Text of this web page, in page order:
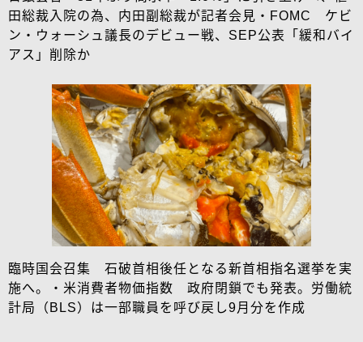
田総裁入院の為、内田副総裁が記者会見・FOMC ケビ
ン・ウォーシュ議長のデビュー戦、SEP公表「緩和バイ
アス」削除か
臨時国会召集 石破首相後任となる新首相指名選挙を実
施へ。・米消費者物価指数 政府閉鎖でも発表。労働統
計局（BLS）は一部職員を呼び戻し9月分を作成